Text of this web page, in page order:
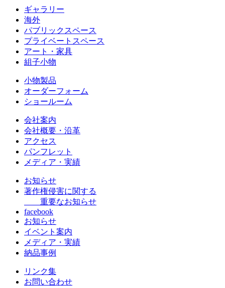
ギャラリー
海外
パブリックスペース
プライベートスペース
アート・家具
組子小物
小物製品
オーダーフォーム
ショールーム
会社案内
会社概要・沿革
アクセス
パンフレット
メディア・実績
お知らせ
著作権侵害に関する
重要なお知らせ
facebook
お知らせ
イベント案内
メディア・実績
納品事例
リンク集
お問い合わせ